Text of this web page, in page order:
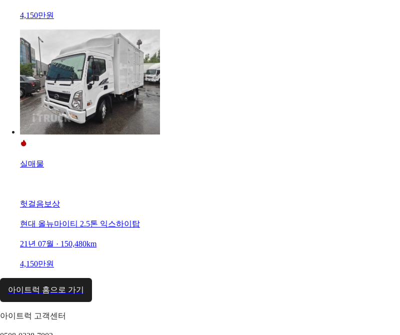
4,150만원
실매물
헛걸음보상
현대 올뉴마이티 2.5톤 익스하이탑
21년 07월 · 150,480km
4,150만원
아이트럭 홈으로 가기
아이트럭 고객센터